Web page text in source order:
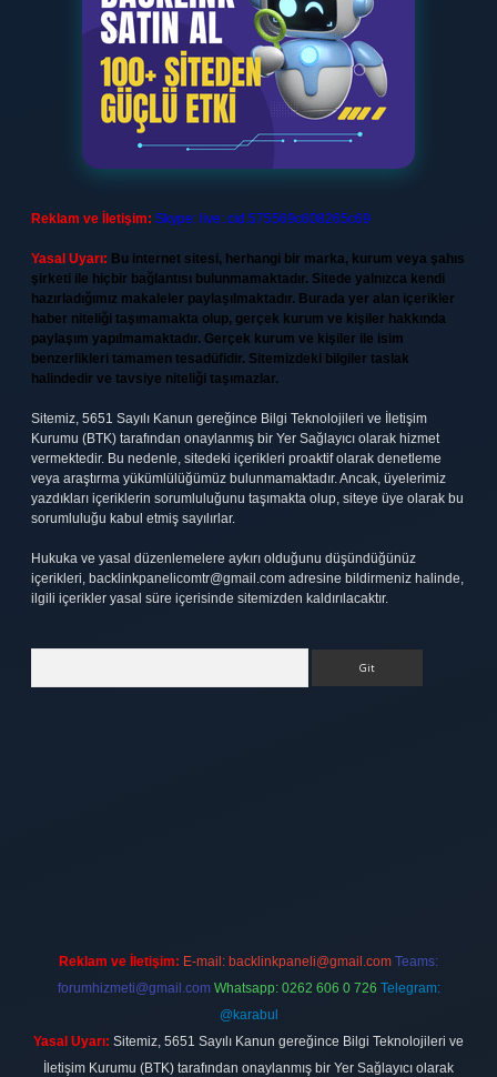
Reklam ve İletişim: Skype: live:.cid.575569c608265c69
Yasal Uyarı: Bu internet sitesi, herhangi bir marka, kurum veya şahıs
şirketi ile hiçbir bağlantısı bulunmamaktadır. Sitede yalnızca kendi
hazırladığımız makaleler paylaşılmaktadır. Burada yer alan içerikler
haber niteliği taşımamakta olup, gerçek kurum ve kişiler hakkında
paylaşım yapılmamaktadır. Gerçek kurum ve kişiler ile isim
benzerlikleri tamamen tesadüfidir. Sitemizdeki bilgiler taslak
halindedir ve tavsiye niteliği taşımazlar.
Sitemiz, 5651 Sayılı Kanun gereğince Bilgi Teknolojileri ve İletişim
Kurumu (BTK) tarafından onaylanmış bir Yer Sağlayıcı olarak hizmet
vermektedir. Bu nedenle, sitedeki içerikleri proaktif olarak denetleme
veya araştırma yükümlülüğümüz bulunmamaktadır. Ancak, üyelerimiz
yazdıkları içeriklerin sorumluluğunu taşımakta olup, siteye üye olarak bu
sorumluluğu kabul etmiş sayılırlar.
Hukuka ve yasal düzenlemelere aykırı olduğunu düşündüğünüz
içerikleri, backlinkpanelicomtr@gmail.com adresine bildirmeniz halinde,
ilgili içerikler yasal süre içerisinde sitemizden kaldırılacaktır.
Reklam ve İletişim: E-mail: backlinkpaneli@gmail.com Teams:
forumhizmeti@gmail.com Whatsapp: 0262 606 0 726 Telegram:
@karabul
Yasal Uyarı: Sitemiz, 5651 Sayılı Kanun gereğince Bilgi Teknolojileri ve
İletişim Kurumu (BTK) tarafından onaylanmış bir Yer Sağlayıcı olarak